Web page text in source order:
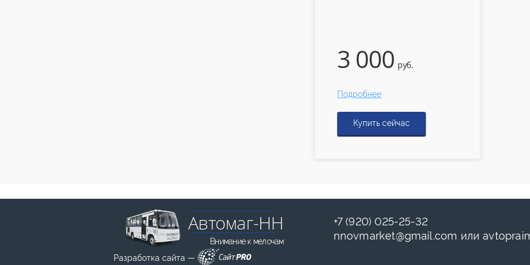
3 000 руб.
Подробнее
Купить сейчас
Автомаг-НН
Внимание к мелочам
+7 (920) 025-25-32
nnovmarket@gmail.com или
Разработка сайта —